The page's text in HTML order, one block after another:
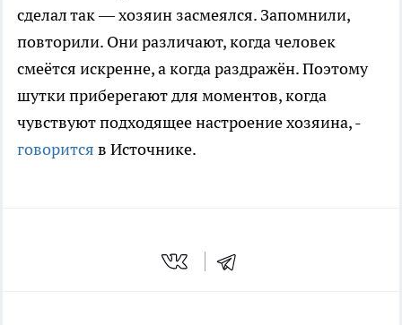
сделал так — хозяин засмеялся. Запомнили,
повторили. Они различают, когда человек
смеётся искренне, а когда раздражён. Поэтому
шутки приберегают для моментов, когда
чувствуют подходящее настроение хозяина, -
говорится в Источнике.